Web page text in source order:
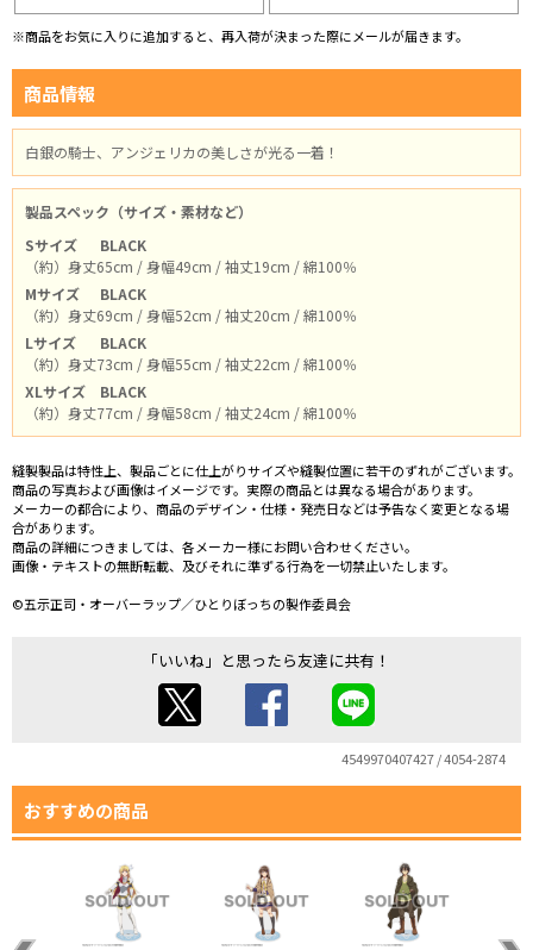
※商品をお気に入りに追加すると、再入荷が決まった際にメールが届きます。
商品情報
白銀の騎士、アンジェリカの美しさが光る一着！
製品スペック（サイズ・素材など）
Sサイズ
BLACK
（約）身丈65cm / 身幅49cm / 袖丈19cm / 綿100％
Mサイズ
BLACK
（約）身丈69cm / 身幅52cm / 袖丈20cm / 綿100％
Lサイズ
BLACK
（約）身丈73cm / 身幅55cm / 袖丈22cm / 綿100％
XLサイズ
BLACK
（約）身丈77cm / 身幅58cm / 袖丈24cm / 綿100％
縫製製品は特性上、製品ごとに仕上がりサイズや縫製位置に若干のずれがございます。
商品の写真および画像はイメージです。実際の商品とは異なる場合があります。
メーカーの都合により、商品のデザイン・仕様・発売日などは予告なく変更となる場
合があります。
商品の詳細につきましては、各メーカー様にお問い合わせください。
画像・テキストの無断転載、及びそれに準ずる行為を一切禁止いたします。
©五示正司・オーバーラップ／ひとりぼっちの製作委員会
「いいね」と思ったら友達に共有！
4549970407427 / 4054-2874
おすすめの商品